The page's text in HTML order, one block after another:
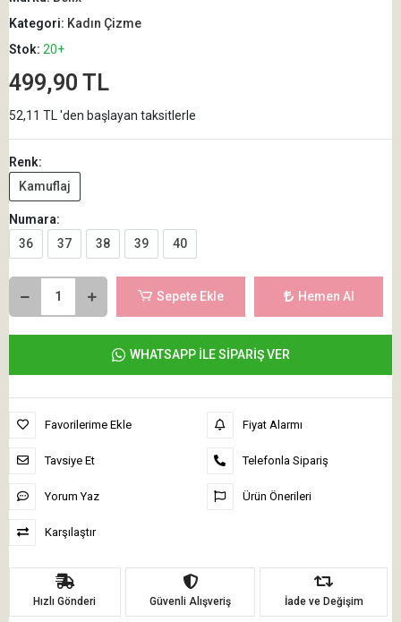
Kategori: Kadın Çizme
Stok: 20+
499,90 TL
52,11 TL 'den başlayan taksitlerle
Renk:
Kamuflaj
Numara:
36
37 38 39 40
Sepete Ekle Hemen Al
WHATSAPP İLE SİPARİŞ VER
Favorilerime Ekle
Tavsiye Et
Yorum Yaz
Karşılaştır
Fiyat Alarmı
Telefonla Sipariş
Ürün Önerileri
Hızlı Gönderi Güvenli Alışveriş İade ve Değişim